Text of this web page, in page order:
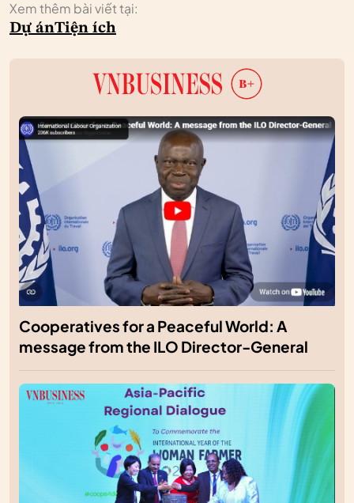
Xem thêm bài viết tại:
Dự ánTiện ích
Cooperatives for a Peaceful World: A
message from the ILO Director-General